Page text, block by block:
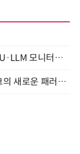
[올쇼TV] AI 시대의 옵저버빌리티: GPU·LLM 모니터링부터 AI 기반 장애 대응까지 (8/11 생방송)
“AI와 함께 일하는 시대 ” - 스마트 워크의 새로운 패러다임 (9/11)